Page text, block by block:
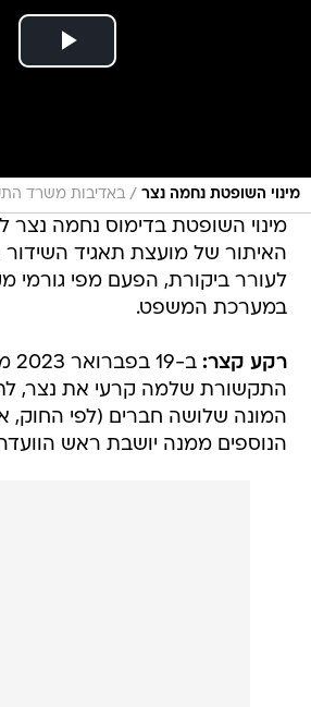
מינוי השופטת נחמה נצר / באדיבות משרד
מינוי השופטת בדימוס נחמה נצר
האיתור של מועצת תאגיד השידור
לעורר ביקורת, הפעם מפי גורמי
במערכת המשפט.
רקע קצר:
ב-
התקשורת שלמה קרעי את נצר,
המונה שלושה חברים (לפי החוק,
הנוספים ממנה יושבת ראש